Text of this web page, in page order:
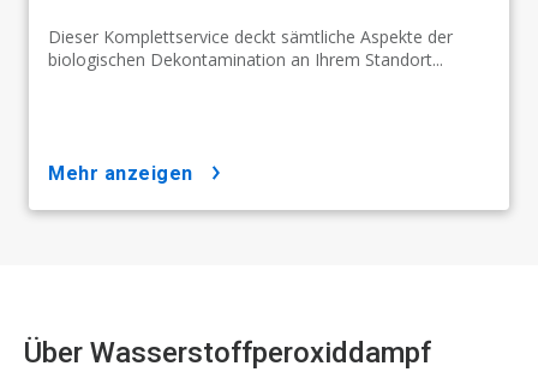
Dieser Komplettservice deckt sämtliche Aspekte der
biologischen Dekontamination an Ihrem Standort...
mehr anzeigen
Über Wasserstoffperoxiddampf